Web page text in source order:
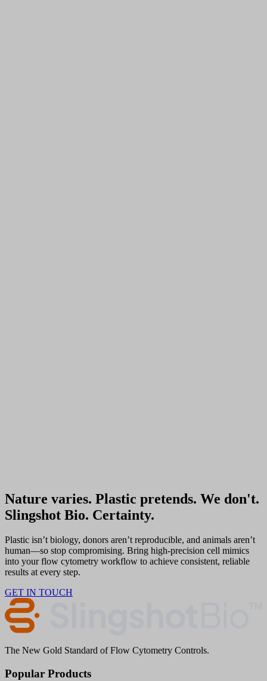
Nature varies. Plastic pretends. We don't.
Slingshot Bio. Certainty.
Plastic isn’t biology, donors aren’t reproducible, and animals aren’t
human—so stop compromising. Bring high-precision cell mimics
into your flow cytometry workflow to achieve consistent, reliable
results at every step.
GET IN TOUCH
The New Gold Standard of Flow Cytometry Controls.
Popular Products